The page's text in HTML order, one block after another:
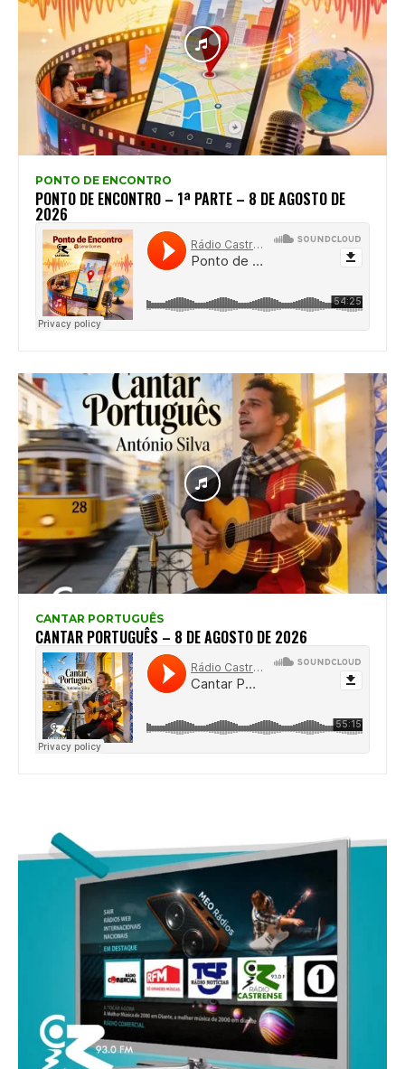
PONTO DE ENCONTRO
PONTO DE ENCONTRO – 1ª PARTE – 8 DE AGOSTO DE
2026
CANTAR PORTUGUÊS
CANTAR PORTUGUÊS – 8 DE AGOSTO DE 2026